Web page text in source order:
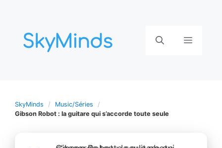
contenu
Menu
SkyMinds
Music/Séries
Gibson Robot : la guitare qui s’accorde toute seule